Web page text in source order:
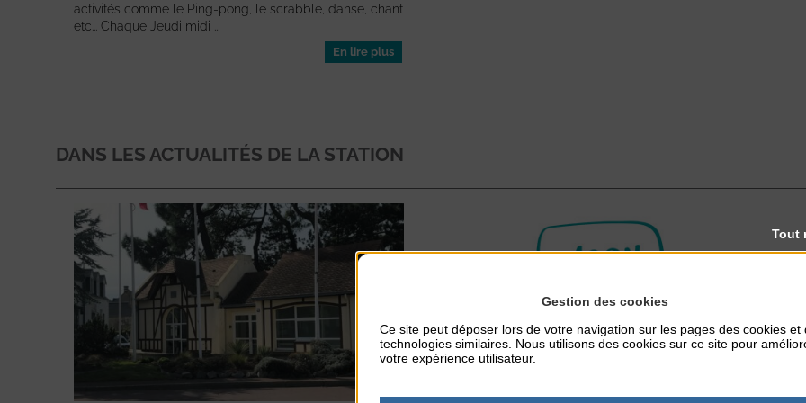
activités comme le Ping-pong, le scrabble, danse, chant
etc... Chaque Jeudi midi ...
En lire plus
DANS LES ACTUALITÉS DE LA STATION
Gestion des cookies
Ce site peut déposer lors de votre navigation sur les pages des cookies et
technologies similaires. Nous utilisons des cookies sur ce site pour
votre expérience utilisateur.
Tout